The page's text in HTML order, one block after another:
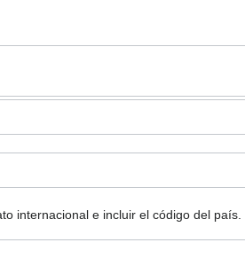
internacional e incluir el código del país.